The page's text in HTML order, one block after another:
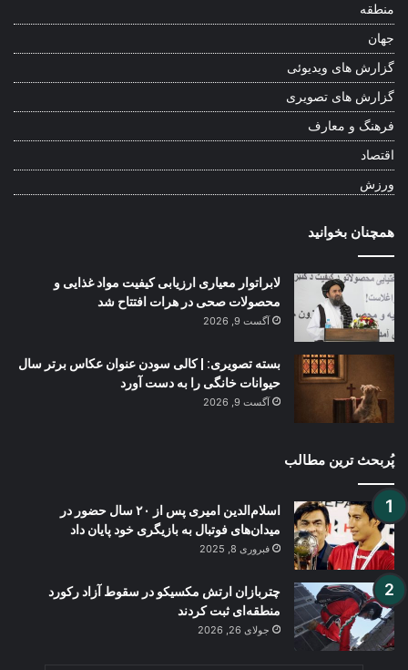
منطقه
جهان
گزارش های ویدیوئی
گزارش های تصویری
فرهنگ و معارف
اقتصاد
ورزش
همچنان بخوانید
لابراتوار معیاری ارزیابی کیفیت مواد غذایی و
محصولات صحی در هرات افتتاح شد
آگست 9, 2026
بسته تصویری: | کالی سودن عنوان عکاس برتر سال
حیوانات خانگی را به دست آورد
آگست 9, 2026
پُربحث ترین مطالب
اسلام‌الدین امیری پس از ۲۰ سال حضور در
میدان‌های فوتبال به بازیگری خود پایان داد
فبروری 8, 2025
چتربازان ارتش مکسیکو در سقوط آزاد رکورد
منطقه‌ای ثبت کردند
جولای 26, 2026